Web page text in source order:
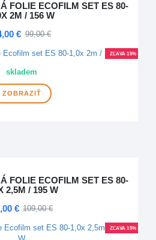
FOLIE ECOFILM SET ES 80-
2M / 156 W
€ 99,00 €
ZĽAVA 15%
skladem
ZOBRAZIŤ
FOLIE ECOFILM SET ES 80-
2,5M / 195 W
€ 109,00 €
ZĽAVA 15%